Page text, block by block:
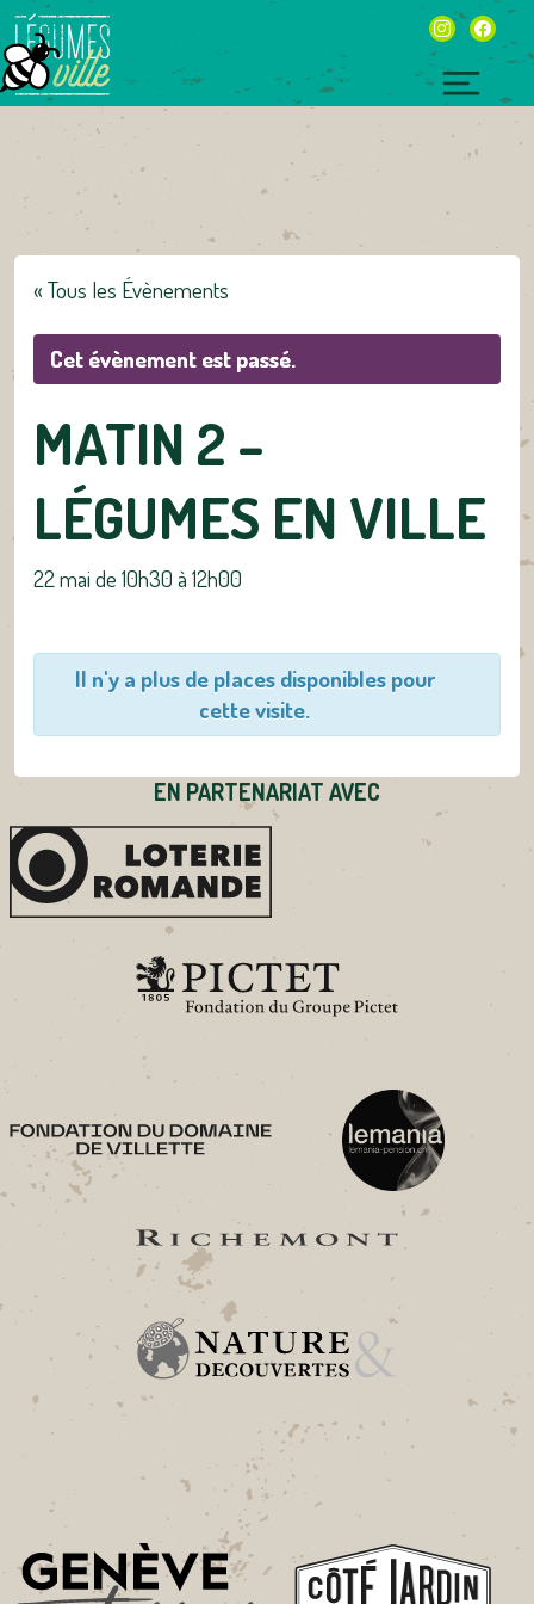
Skip
to
content
instagram
« Tous les Évènements
Cet évènement est passé.
MATIN 2 –
LÉGUMES EN VILLE
22 mai de 10h30 à 12h00
Il n'y a plus de places disponibles pour
cette visite.
EN PARTENARIAT AVEC